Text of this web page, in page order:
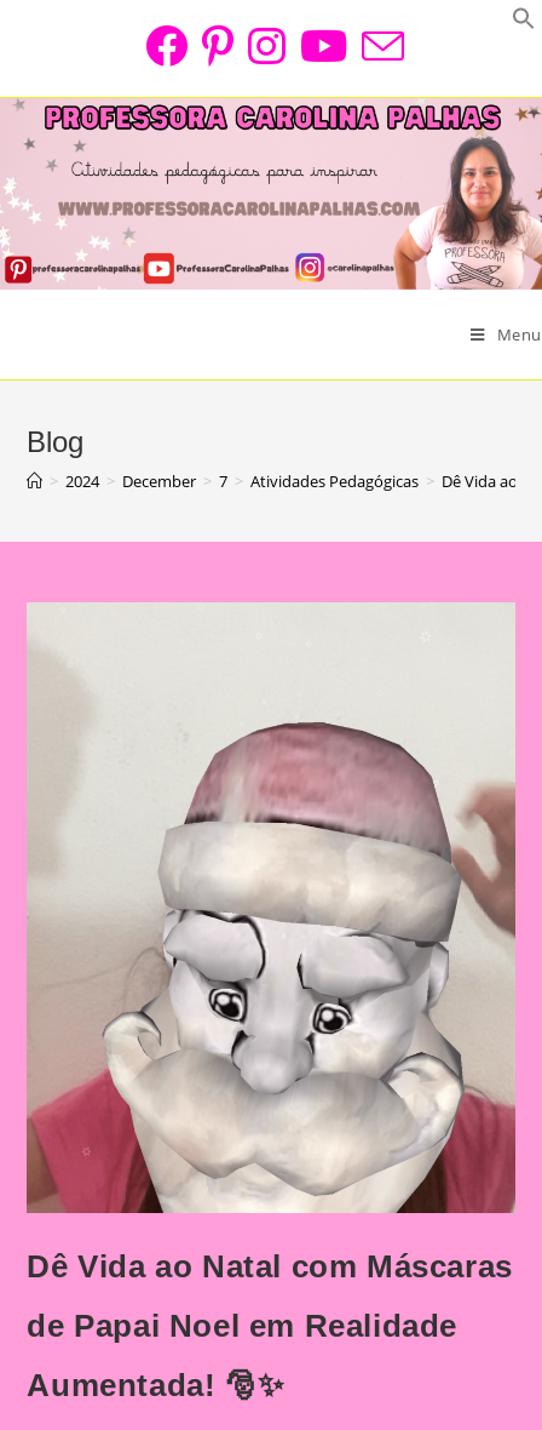
Menu
Blog
> 2024 > December > 7 > Atividades Pedagógicas > Dê Vida ao
Dê Vida ao Natal com Máscaras
de Papai Noel em Realidade
Aumentada! 🎅✨